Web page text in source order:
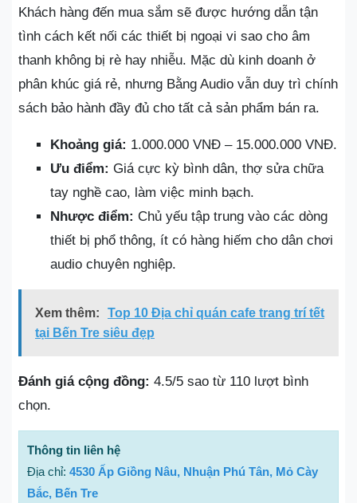
Khách hàng đến mua sắm sẽ được hướng dẫn tận
tình cách kết nối các thiết bị ngoại vi sao cho âm
thanh không bị rè hay nhiễu. Mặc dù kinh doanh ở
phân khúc giá rẻ, nhưng Bằng Audio vẫn duy trì chính
sách bảo hành đầy đủ cho tất cả sản phẩm bán ra.
Khoảng giá: 1.000.000 VNĐ – 15.000.000 VNĐ.
Ưu điểm: Giá cực kỳ bình dân, thợ sửa chữa
tay nghề cao, làm việc minh bạch.
Nhược điểm: Chủ yếu tập trung vào các dòng
thiết bị phổ thông, ít có hàng hiếm cho dân chơi
audio chuyên nghiệp.
Xem thêm:
Top 10 Địa chỉ quán cafe trang trí tết
tại Bến Tre siêu đẹp
Đánh giá cộng đồng: 4.5/5 sao từ 110 lượt bình
chọn.
Thông tin liên hệ
Địa chỉ: 4530 Ấp Giồng Nâu, Nhuận Phú Tân, Mỏ Cày
Bắc, Bến Tre